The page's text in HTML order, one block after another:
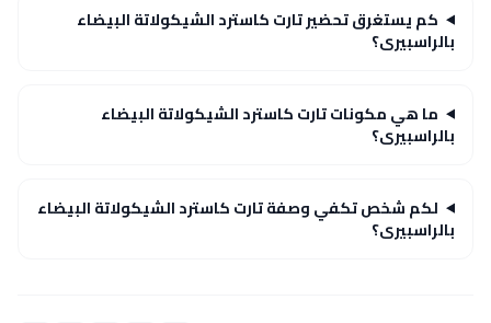
كم يستغرق تحضير تارت كاسترد الشيكولاتة البيضاء
بالراسبيرى؟
ما هي مكونات تارت كاسترد الشيكولاتة البيضاء
بالراسبيرى؟
لكم شخص تكفي وصفة تارت كاسترد الشيكولاتة البيضاء
بالراسبيرى؟